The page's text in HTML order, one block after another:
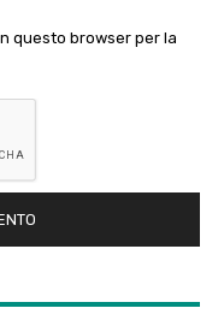
questo browser per la